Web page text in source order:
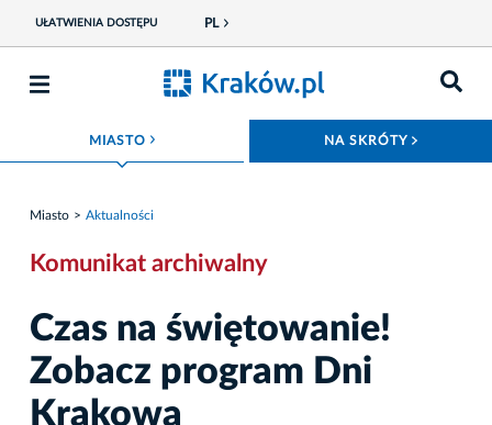
UŁATWIENIA DOSTĘPU PL
MIASTO ROZWIŃ MENU NA SKRÓTY
Miasto Aktualności
Komunikat archiwalny
Czas na świętowanie!
Zobacz program Dni
Krakowa